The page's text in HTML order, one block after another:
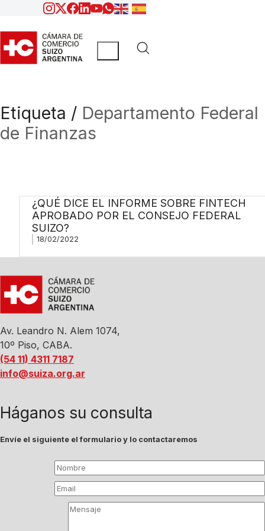
Etiqueta / Departamento Federal
de Finanzas
¿QUÉ DICE EL INFORME SOBRE FINTECH
APROBADO POR EL CONSEJO FEDERAL
SUIZO?
18/02/2022
Av. Leandro N. Alem 1074,
10º Piso, CABA.
(54 11) 4311 7187
info@suiza.org.ar
Háganos su consulta
Envíe el siguiente el formulario y lo contactaremos